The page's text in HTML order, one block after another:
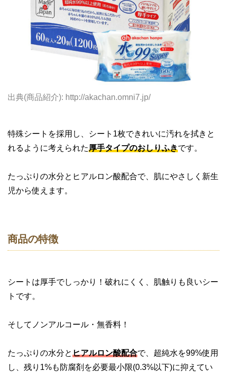
出典(商品紹介): http://akachan.omni7.jp/
特殊シートを採用し、シート1枚できれいに汚れを拭きと
れるように考えられた厚手タイプのおしりふきです。
たっぷりの水分とヒアルロン酸配合で、肌にやさしく新生
児から使えます。
商品の特徴
シートは厚手でしっかり！破れにくく、肌触りも良いシー
トです。
そしてノンアルコール・無香料！
たっぷりの水分とヒアルロン酸配合で、超純水を99%使用
し、残り1%も防腐剤を必要最小限(0.3%以下)に抑えてい